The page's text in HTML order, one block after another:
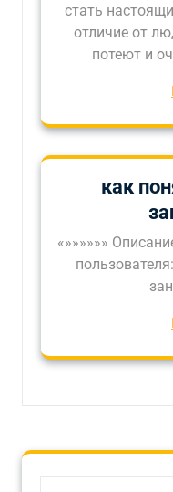
стать
отличие от
потеют и
как
«»»»»»»